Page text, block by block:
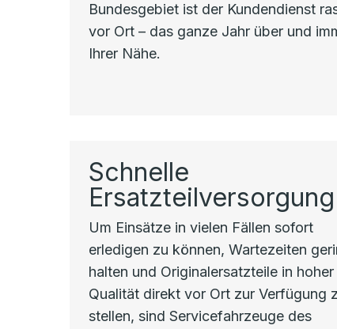
Bundesgebiet ist der Kundendienst
vor Ort – das ganze Jahr über und
Ihrer Nähe.
Schnelle
Ersatzteilversorgung
Um Einsätze in vielen Fällen sofort
erledigen zu können, Wartezeiten
halten und Originalersatzteile in hoher
Qualität direkt vor Ort zur Verfügung
stellen, sind Servicefahrzeuge des